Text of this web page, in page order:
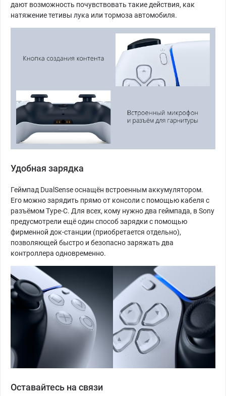
дают возможность почувствовать такие действия, как
натяжение тетивы лука или тормоза автомобиля.
Удобная зарядка
Геймпад DualSense оснащён встроенным аккумулятором.
Его можно зарядить прямо от консоли с помощью кабеля с
разъёмом Type-C. Для всех, кому нужно два геймпада, в Sony
предусмотрели ещё один способ зарядки с помощью
фирменной док-станции (приобретается отдельно),
позволяющей быстро и безопасно заряжать два
контроллера одновременно.
Оставайтесь на связи